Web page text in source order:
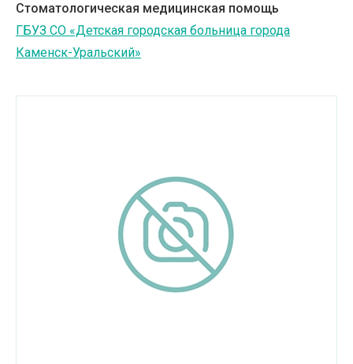
Стоматологическая медицинская помощь
ГБУЗ СО «Детская городская больница города
Каменск-Уральский»